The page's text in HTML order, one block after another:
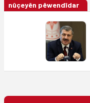
nûçeyên pêwendîdar